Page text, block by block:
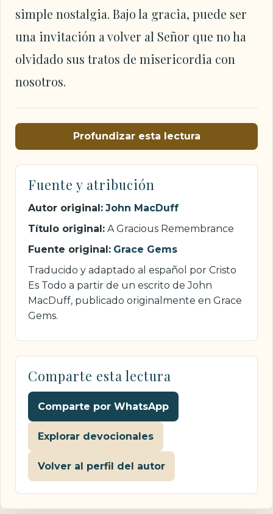
simple nostalgia. Bajo la gracia, puede ser
una invitación a volver al Señor que no ha
olvidado sus tratos de misericordia con
nosotros.
Profundizar esta lectura
Fuente y atribución
Autor original: John MacDuff
Título original: A Gracious Remembrance
Fuente original: Grace Gems
Traducido y adaptado al español por Cristo
Es Todo a partir de un escrito de John
MacDuff, publicado originalmente en Grace
Gems.
Comparte esta lectura
Comparte por WhatsApp
Explorar devocionales
Volver al perfil del autor